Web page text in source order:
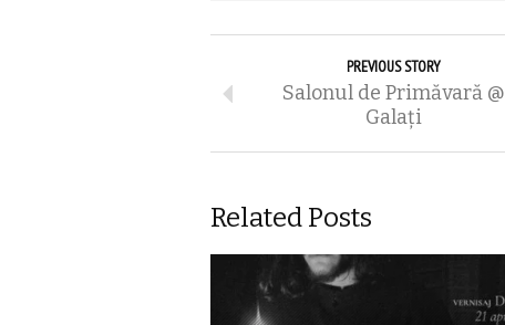
PREVIOUS STORY
Salonul de Primăvară @
Galaţi
Related Posts